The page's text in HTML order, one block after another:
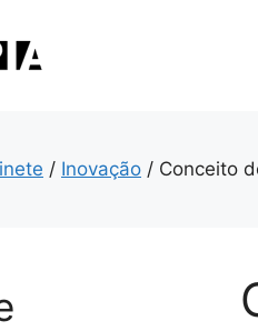
/ Inovação / Conceito